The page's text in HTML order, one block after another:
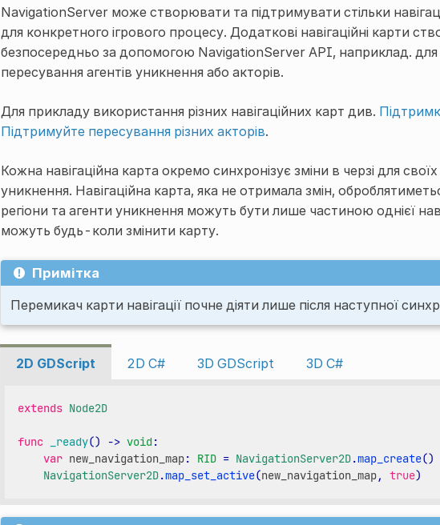
NavigationServer може створювати та підтримувати стільки
для конкретного ігрового процесу. Додаткові навігаційні карти
безпосередньо за допомогою NavigationServer API, наприклад. для
пересування агентів уникнення або акторів.
Для прикладу використання різних навігаційних карт див.
Підтримуйте пересування різних акторів.
Кожна навігаційна карта окремо синхронізує зміни в черзі для своїх
уникнення. Навігаційна карта, яка не отримала змін,
регіони та агенти уникнення можуть бути лише частиною однієї
можуть будь-коли змінити карту.
Примітка
Перемикач карти навігації почне діяти лише після наступної
2D GDScript 2D C# 3D GDScript 3D C#
extends Node2D
func _ready() -> void:
var new_navigation_map: RID = NavigationServer2D.map_create()
NavigationServer2D.map_set_active(new_navigation_map, true)